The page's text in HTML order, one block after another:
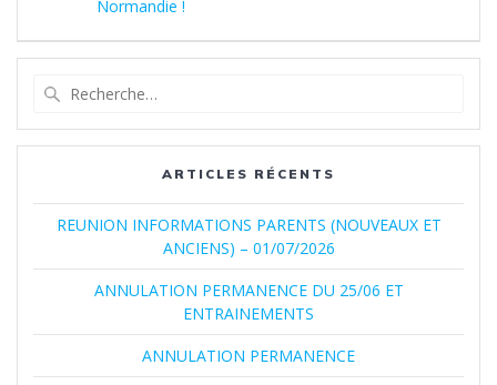
l’article
:
Normandie !
:
ARTICLES RÉCENTS
REUNION INFORMATIONS PARENTS (NOUVEAUX ET
ANCIENS) – 01/07/2026
ANNULATION PERMANENCE DU 25/06 ET
ENTRAINEMENTS
ANNULATION PERMANENCE